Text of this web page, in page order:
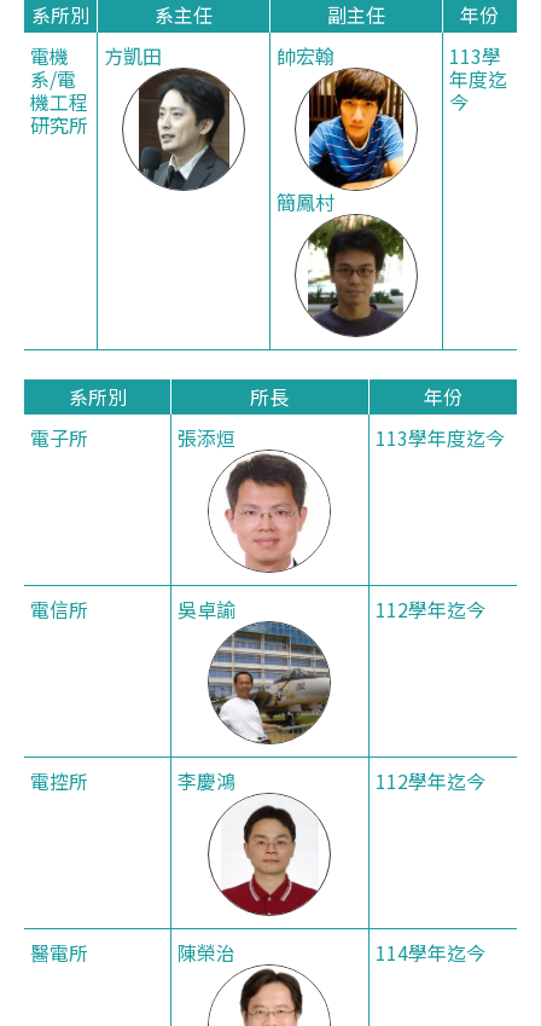
系所別 系主任 副主任
年份
電機
系/電
機工程
研究所
方凱田 帥宏翰
簡鳳村
113學
年度迄
今
系所別 所長
年份
電子所
張添烜 113學年度迄今
電信所 吳卓諭 112學年迄今
電控所 李慶鴻 112學年迄今
醫電所 陳榮治 114學年迄今